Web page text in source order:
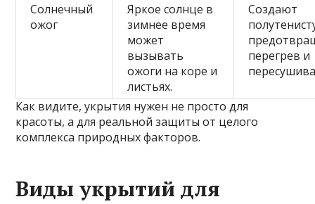
Солнечный
ожог
Яркое солнце в
зимнее время
может
вызывать
ожоги на коре и
листьях.
Создают
перегрев и
Как видите, укрытия нужен не просто для
красоты, а для реальной защиты от целого
комплекса природных факторов.
Виды укрытий для